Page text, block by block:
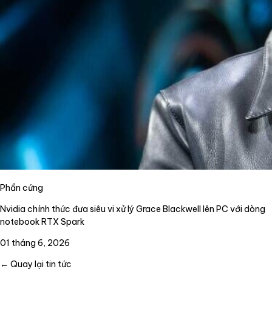
Phần cứng
Nvidia chính thức đưa siêu vi xử lý Grace Blackwell lên PC với dòng
notebook RTX Spark
01 tháng 6, 2026
← Quay lại tin tức